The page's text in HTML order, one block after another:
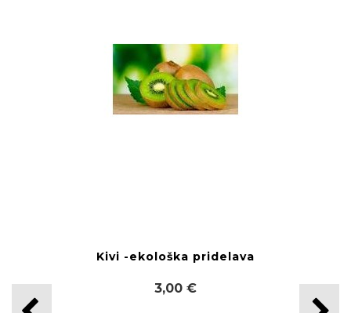
Kivi -ekološka pridelava
3,00 €